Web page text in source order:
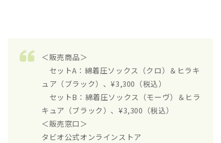
＜販売商品＞
セットA：綿着圧ソックス（クロ）＆ヒラキ
ュア（ブラック）、¥3,300（税込）
セットB：綿着圧ソックス（モーヴ）＆ヒラ
キュア（ブラック）、¥3,300（税込）
＜販売窓口＞
タビオ公式オンラインストア